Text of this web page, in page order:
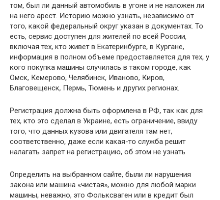
том, был ли данный автомобиль в угоне и не наложен ли
на него арест. Историю можно узнать, независимо от
того, какой федеральный округ указан в документах. То
есть, сервис доступен для жителей по всей России,
включая тех, кто живет в Екатеринбурге, в Кургане,
информация в полном объеме предоставляется для тех, у
кого покупка машины случилась в таком городе, как
Омск, Кемерово, Челябинск, Иваново, Киров,
Благовещенск, Пермь, Тюмень и других регионах.
Регистрация должна быть оформлена в РФ, так как для
тех, кто это сделал в Украине, есть ограничение, ввиду
того, что данных кузова или двигателя там нет,
соответственно, даже если какая-то служба решит
налагать запрет на регистрацию, об этом не узнать
Определить на выбранном сайте, были ли нарушения
закона или машина «чистая», можно для любой марки
машины, неважно, это Фольксваген или в кредит был